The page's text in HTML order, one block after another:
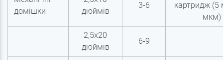
домішки
дюймів
3-6
картридж (5
мкм)
2,5х20
дюймів
6-9